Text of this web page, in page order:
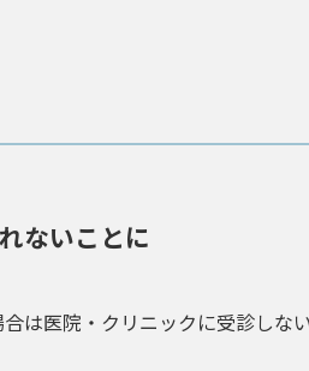
ないことに
は医院・クリニックに受診しな